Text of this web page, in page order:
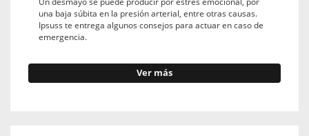
una baja súbita en la presión arterial, entre otras causas.
Ipsuss te entrega algunos consejos para actuar en caso de
emergencia.
Ver más